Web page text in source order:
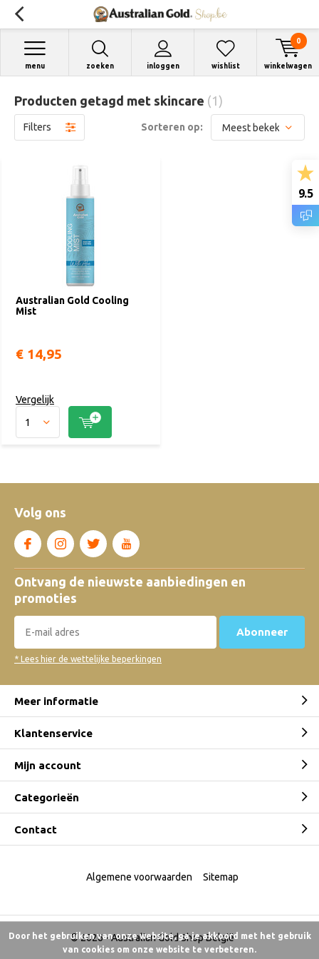
zoeken inloggen
menu wishlist winkelwagen
0
Producten getagd met skincare (1)
Filters Sorteren op:
Australian Gold Cooling
Mist
€ 14,95
Vergelijk
Volg ons
Ontvang de nieuwste aanbiedingen en
promoties
Abonneer
* Lees hier de wettelijke beperkingen
Meer informatie
Klantenservice
Mijn account
Categorieën
Contact
© 2026 -Australian Gold Shop België
Algemene voorwaarden Sitemap
9.5
Door het gebruiken van onze website, ga je akkoord met het gebruik
van cookies om onze website te verbeteren.